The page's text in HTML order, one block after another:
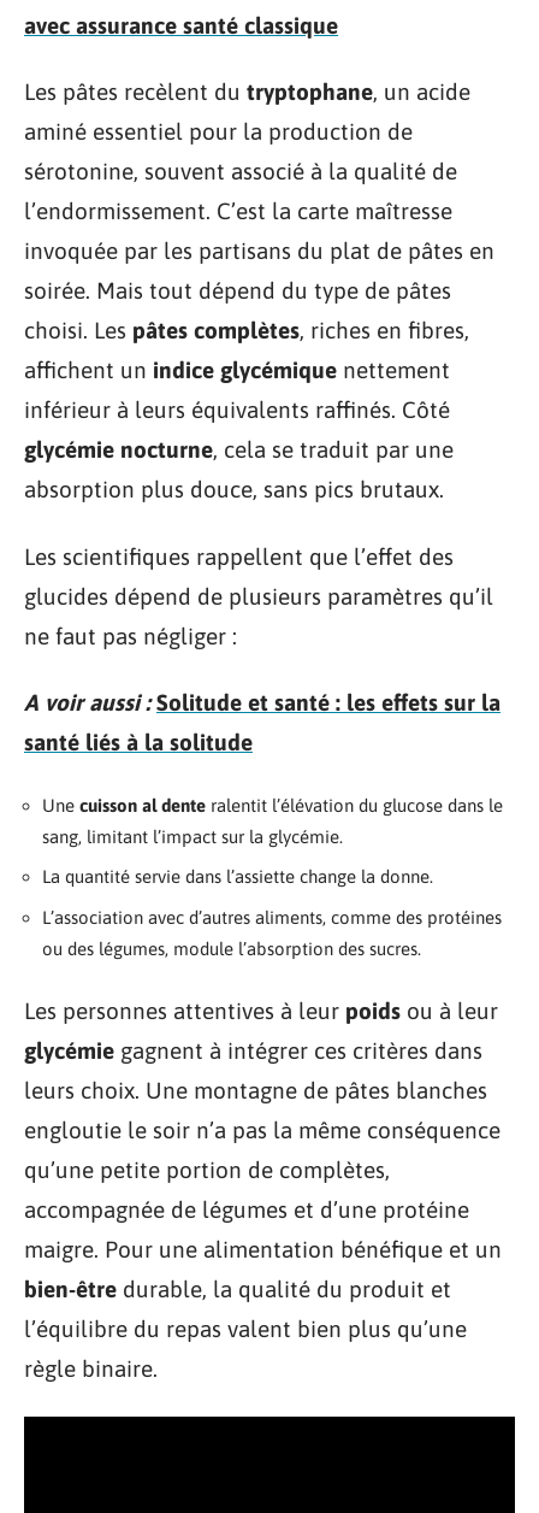
avec assurance santé classique
Les pâtes recèlent du tryptophane, un acide
aminé essentiel pour la production de
sérotonine, souvent associé à la qualité de
l’endormissement. C’est la carte maîtresse
invoquée par les partisans du plat de pâtes en
soirée. Mais tout dépend du type de pâtes
choisi. Les pâtes complètes, riches en fibres,
affichent un indice glycémique nettement
inférieur à leurs équivalents raffinés. Côté
glycémie nocturne, cela se traduit par une
absorption plus douce, sans pics brutaux.
Les scientifiques rappellent que l’effet des
glucides dépend de plusieurs paramètres qu’il
ne faut pas négliger :
A voir aussi : Solitude et santé : les effets sur la
santé liés à la solitude
Une cuisson al dente ralentit l’élévation du glucose dans le
sang, limitant l’impact sur la glycémie.
La quantité servie dans l’assiette change la donne.
L’association avec d’autres aliments, comme des protéines
ou des légumes, module l’absorption des sucres.
Les personnes attentives à leur poids ou à leur
glycémie gagnent à intégrer ces critères dans
leurs choix. Une montagne de pâtes blanches
engloutie le soir n’a pas la même conséquence
qu’une petite portion de complètes,
accompagnée de légumes et d’une protéine
maigre. Pour une alimentation bénéfique et un
bien-être durable, la qualité du produit et
l’équilibre du repas valent bien plus qu’une
règle binaire.